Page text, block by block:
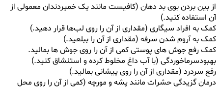
از بین بردن بوی بد دهان (کافیست مانند یک خمیردندان معمولی از
آن استفاده کنید.)
کمک به افراد سیگاری (مقداری از آن را روی لب‌ها قرار دهید.)
کمک به آروم شدن سرفه (مقداری از آن را ببلعید.)
کمک رفع جوش های پوستی کمی از آن را روی جوش ها بمالید.
بهبودسرماخوردگی (با آب داغ مخلوط کرده و استنشاق کنید.)
رفع سردرد (مقداری از آن را روی پیشانی بمالید.)
درمان گزیدگی حشرات مانند پشه و مورچه (کمی از آن را روی محل